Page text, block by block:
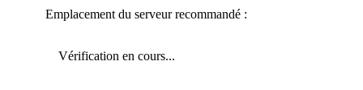
Emplacement du serveur recommandé :
Vérification en cours...